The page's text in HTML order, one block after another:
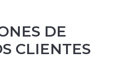
DE
CLIENTES